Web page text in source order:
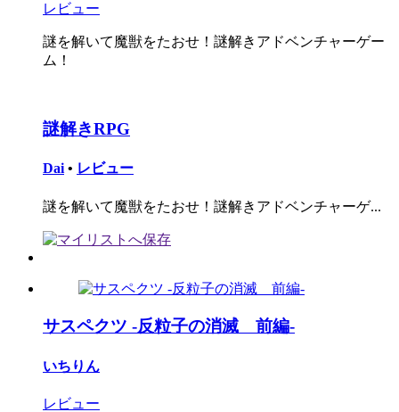
レビュー
謎を解いて魔獣をたおせ！謎解きアドベンチャーゲー
ム！
謎解きRPG
Dai • レビュー
謎を解いて魔獣をたおせ！謎解きアドベンチャーゲ...
サスペクツ -反粒子の消滅 前編-
いちりん
レビュー